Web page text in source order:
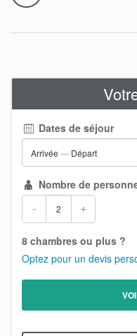
Dates de séjour
Arrivée — Départ
Nombre de
- +
8 chambres ou plus ?
Optez pour un devis